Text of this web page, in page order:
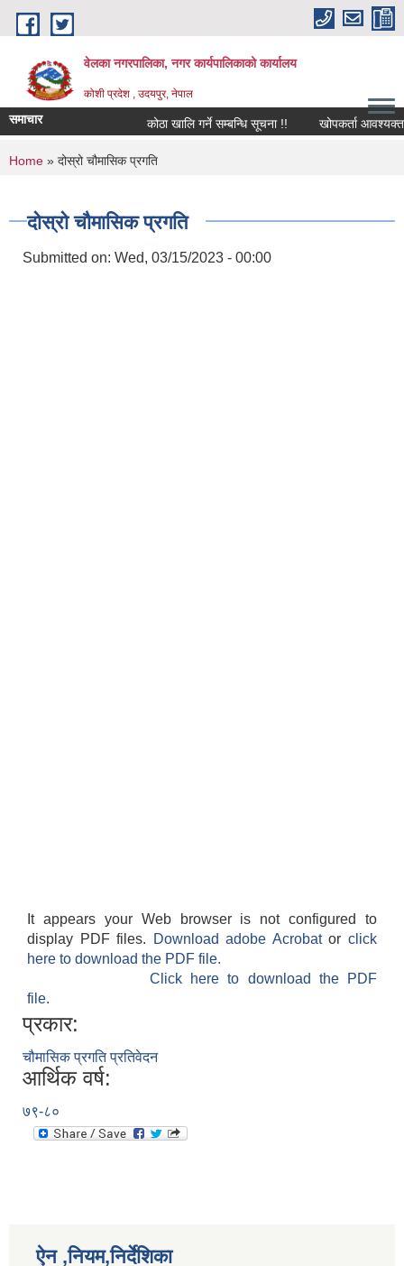
Skip to main content
वेलका नगरपालिका, नगर कार्यपालिकाको कार्यालय
कोशी प्रदेश , उदयपुर, नेपाल
समाचार कोठा खालि गर्ने सम्बन्धि सूचना !! खोपकर्ता आवश्यक्ता
You are here
Home » दोस्रो चौमासिक प्रगति
दोस्रो चौमासिक प्रगति
Submitted on: Wed, 03/15/2023 - 00:00
It appears your Web browser is not configured to
display PDF files.
Download adobe Acrobatorclick
here to download the PDF file.
Click here to download the PDF
file.
प्रकार:
चौमासिक प्रगति प्रतिवेदन
आर्थिक वर्ष:
७९-८०
ऐन ,नियम,निर्देशिका